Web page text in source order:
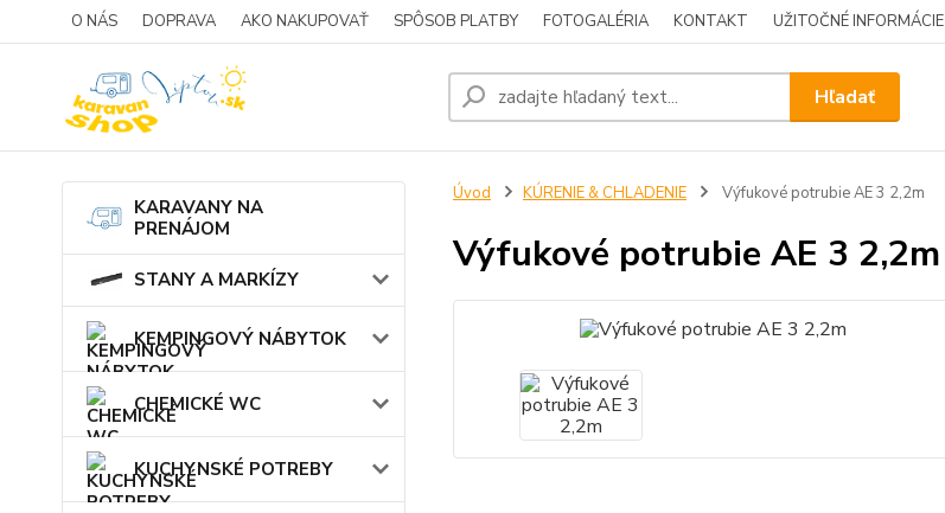
O NÁS DOPRAVA AKO NAKUPOVAŤ SPÔSOB PLATBY FOTOGALÉRIA KONTAKT UŽITOČNÉ INFORMÁCIE
Hľadať
KARAVANY NA
PRENÁJOM
STANY A MARKÍZY
KEMPINGOVÝ NÁBYTOK
CHEMICKÉ WC
KUCHYNSKÉ POTREBY
Úvod KÚRENIE & CHLADENIE Výfukové potrubie AE 3 2,2m
Výfukové potrubie AE 3 2,2m